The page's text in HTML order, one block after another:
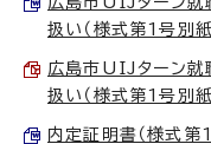
扱い（様式第1号別
広島市UIJターン就
扱い（様式第1号別
内定証明書（様式